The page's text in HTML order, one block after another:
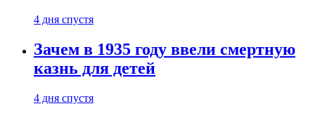
4 дня спустя
Зачем в 1935 году ввели смертную
казнь для детей
4 дня спустя